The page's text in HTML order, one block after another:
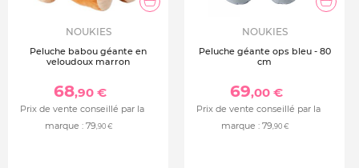
NOUKIES
Peluche babou géante en
veloudoux marron
68,90 €
Prix de vente conseillé par la
marque : 79,90 €
NOUKIES
Peluche géante ops bleu - 80
cm
69,00 €
Prix de vente conseillé par la
marque : 79,90 €